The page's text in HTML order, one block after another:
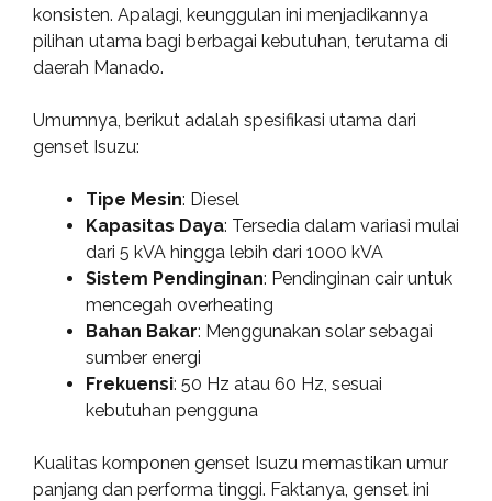
konsisten. Apalagi, keunggulan ini menjadikannya
pilihan utama bagi berbagai kebutuhan, terutama di
daerah Manado.
Umumnya, berikut adalah spesifikasi utama dari
genset Isuzu:
Tipe Mesin: Diesel
Kapasitas Daya: Tersedia dalam variasi mulai
dari 5 kVA hingga lebih dari 1000 kVA
Sistem Pendinginan: Pendinginan cair untuk
mencegah overheating
Bahan Bakar: Menggunakan solar sebagai
sumber energi
Frekuensi: 50 Hz atau 60 Hz, sesuai
kebutuhan pengguna
Kualitas komponen genset Isuzu memastikan umur
panjang dan performa tinggi. Faktanya, genset ini